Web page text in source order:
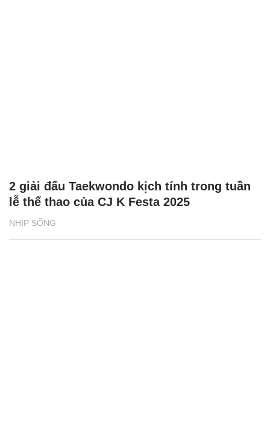
NHỊP SỐNG
2 giải đấu Taekwondo kịch tính trong tuần
lễ thể thao của CJ K Festa 2025